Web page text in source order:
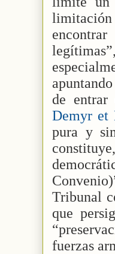
limitación
de entrar
Demyr et
pura y
Tribunal
que
fuerzas